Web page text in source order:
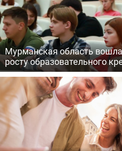
Мурманская область
росту образовательного